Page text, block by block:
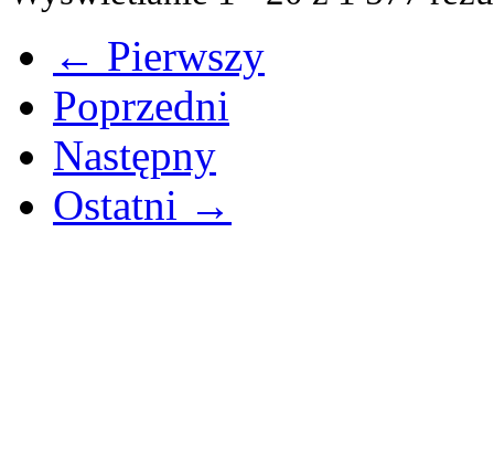
← Pierwszy
Poprzedni
Następny
Ostatni →